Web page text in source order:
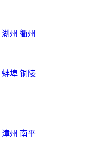
湖州 衢州
蚌埠 铜陵
漳州 南平